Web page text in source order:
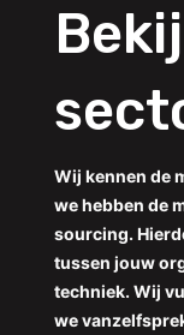
Wij kennen de
we hebben de
sourcing.
tussen jouw
techniek. Wij
we